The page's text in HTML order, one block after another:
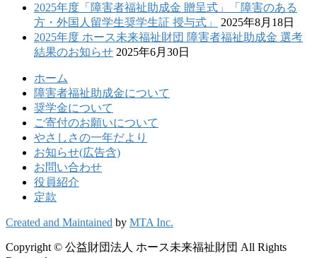
2025年度「障害者福祉助成金 贈呈式」「障害のある
方・外国人留学生奨学生証 授与式」
2025年8月18日
2025年度 ホース未来福祉財団 障害者福祉助成金 選考
結果のお知らせ 2025年6月30日
ホーム
障害者福祉助成金について
奨学金について
ご寄付のお願いについて
やさしさの一年だより
お知らせ(広告含)
お問い合わせ
役員紹介
定款
Created and Maintained by MTA Inc.
Copyright © 公益財団法人 ホース未来福祉財団 All Rights